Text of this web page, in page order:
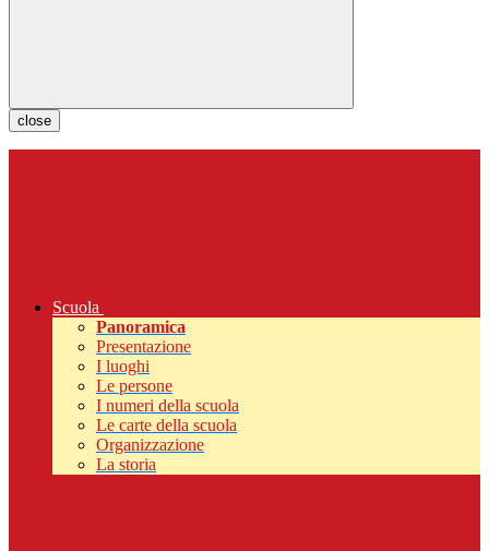
close
Scuola
Panoramica
Presentazione
I luoghi
Le persone
I numeri della scuola
Le carte della scuola
Organizzazione
La storia